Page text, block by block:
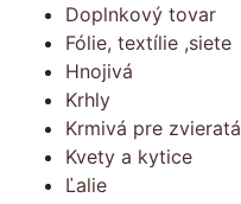
Doplnkový tovar
Fólie, textílie ,siete
Hnojivá
Krhly
Krmivá pre zvieratá
Kvety a kytice
Ľalie